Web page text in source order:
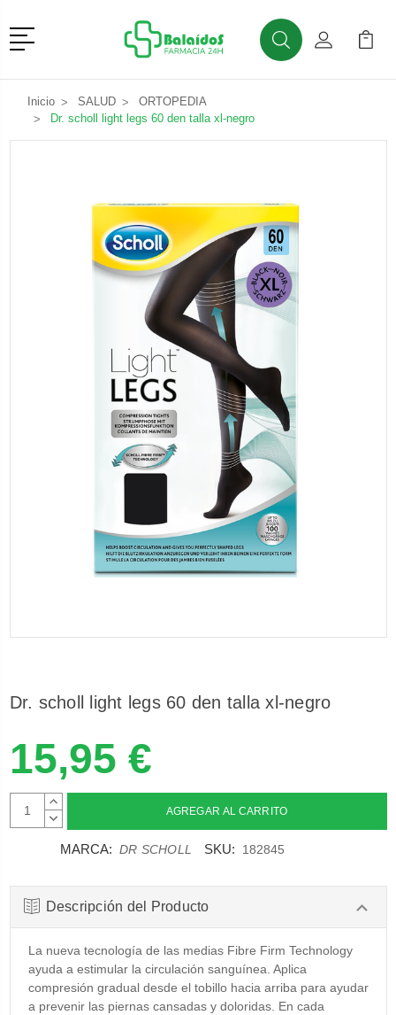
Menú
BuscarMi Cuenta
Mi
Inicio SALUD
ORTOPEDIA
Dr. scholl light legs 60 den talla xl-negro
Dr. scholl light legs 60 den talla xl-negro
15,95 €
AUMENTAR
CANTIDAD:
DISMINUIR
MARCA: DR SCHOLL SKU: 182845
Descripción del Producto
La nueva tecnología de las medias Fibre Firm Technology
ayuda a estimular la circulación sanguínea. Aplica
compresión gradual desde el tobillo hacia arriba para ayudar
a prevenir las piernas cansadas y doloridas. En cada